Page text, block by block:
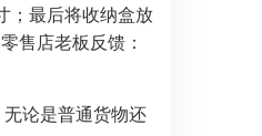
；最后将收纳盒放
售店老板反馈：
论是普通货物还